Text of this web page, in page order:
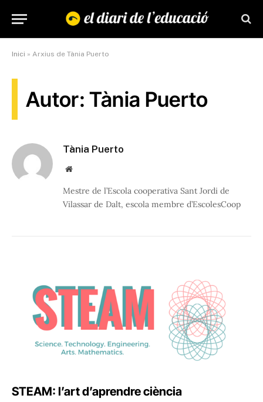
Inici » Arxius de Tània Puerto
Autor: Tània Puerto
Tània Puerto
Website
Mestre de l’Escola cooperativa Sant Jordi de
Vilassar de Dalt, escola membre d’EscolesCoop
STEAM: l’art d’aprendre ciència